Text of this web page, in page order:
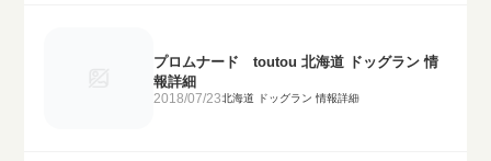
プロムナード toutou 北海道 ドッグラン 情
報詳細
2018/07/23北海道 ドッグラン 情報詳細